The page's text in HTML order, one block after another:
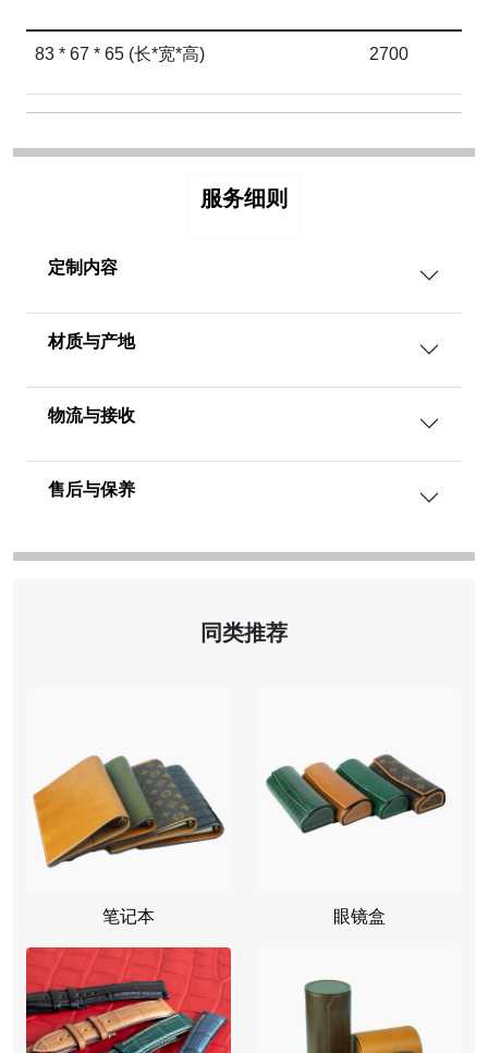
83 * 67 * 65 (长*宽*高) 2700
服务细则
定制内容
材质与产地
物流与接收
售后与保养
同类推荐
笔记本 眼镜盒